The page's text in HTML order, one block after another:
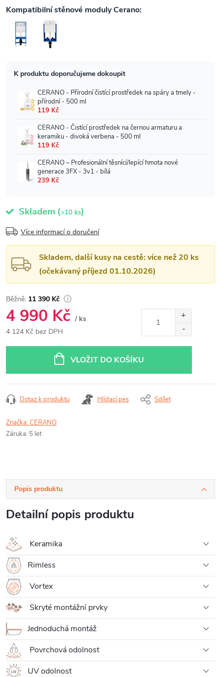
Skladem (>10 ks)
Více informací o doručení
Skladem, další kusy na cestě: více než 20 ks
(očekávaný příjezd 01.10.2026)
11 390 Kč
4 990 Kč / ks
4 124 Kč bez DPH
VLOŽIT DO KOŠÍKU
Dotaz k produktu Hlídací pes Sdílet
Značka:CERANO
Záruka: 5 let
Popis produktu
Detailní popis produktu
Keramika
Rimless
Vortex
Skryté montážní prvky
Jednoduchá montáž
Povrchová odolnost
UV odolnost